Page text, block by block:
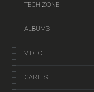
TECH ZONE
ALBUMS
VIDEO
CARTES